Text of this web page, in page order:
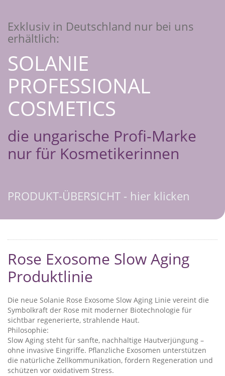
Exklusiv in Deutschland nur bei uns
erhältlich:
SOLANIE
PROFESSIONAL
COSMETICS
die ungarische Profi-Marke
nur für Kosmetikerinnen
PRODUKT-ÜBERSICHT - hier klicken
Rose Exosome Slow Aging
Produktlinie
Die neue Solanie Rose Exosome Slow Aging Linie vereint die
Symbolkraft der Rose mit moderner Biotechnologie für
sichtbar regenerierte, strahlende Haut.
Philosophie:
Slow Aging steht für sanfte, nachhaltige Hautverjüngung –
ohne invasive Eingriffe. Pflanzliche Exosomen unterstützen
die natürliche Zellkommunikation, fördern Regeneration und
schützen vor oxidativem Stress.